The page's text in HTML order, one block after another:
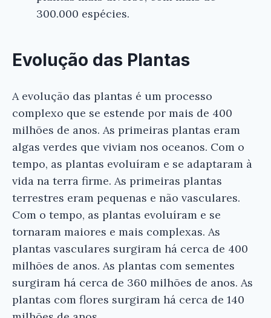
300.000 espécies.
Evolução das Plantas
A evolução das plantas é um processo
complexo que se estende por mais de 400
milhões de anos. As primeiras plantas eram
algas verdes que viviam nos oceanos. Com o
tempo, as plantas evoluíram e se adaptaram à
vida na terra firme. As primeiras plantas
terrestres eram pequenas e não vasculares.
Com o tempo, as plantas evoluíram e se
tornaram maiores e mais complexas. As
plantas vasculares surgiram há cerca de 400
milhões de anos. As plantas com sementes
surgiram há cerca de 360 milhões de anos. As
plantas com flores surgiram há cerca de 140